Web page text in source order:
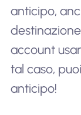
anticipo,
account
tal caso,
anticipo!